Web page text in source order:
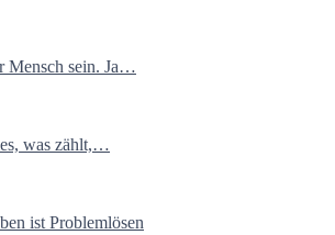
Mensch sein. Ja…
was zählt,…
ist Problemlösen